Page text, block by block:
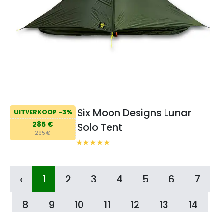
UITVERKOOP -3%
285 €
295 €
Six Moon Designs Lunar
Solo Tent
‹ 1 2 3 4 5 6
7
8
9 10 11 12 13
14